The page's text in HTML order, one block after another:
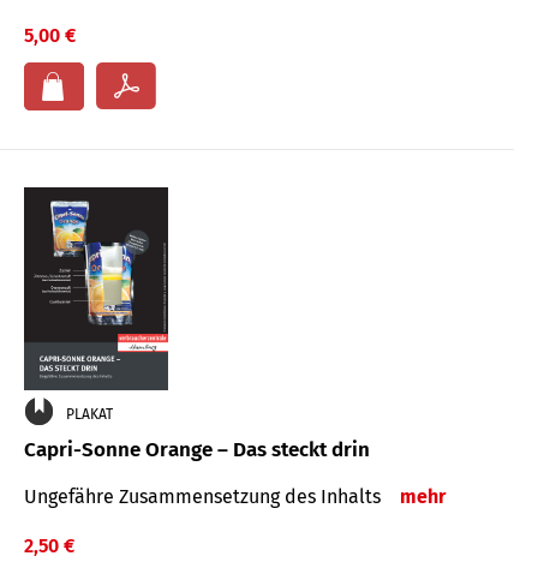
5,00 €
PLAKAT
Capri-Sonne Orange – Das steckt drin
Ungefähre Zu­sammen­setzung des Inhalts mehr
2,50 €